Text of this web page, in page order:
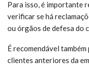
Para isso, é importante
verificar se há
ou órgãos de defesa do
É recomendável
clientes anteriores da